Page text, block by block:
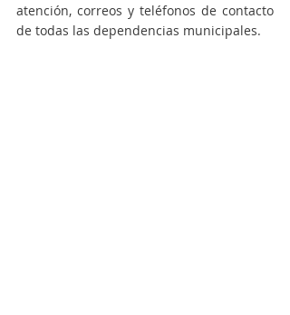
atención, correos y teléfonos de contacto
de todas las dependencias municipales.